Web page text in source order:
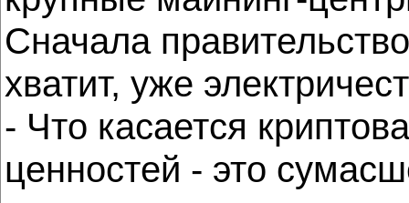
Сначала
хватит, уже
- Что касается
ценностей - это